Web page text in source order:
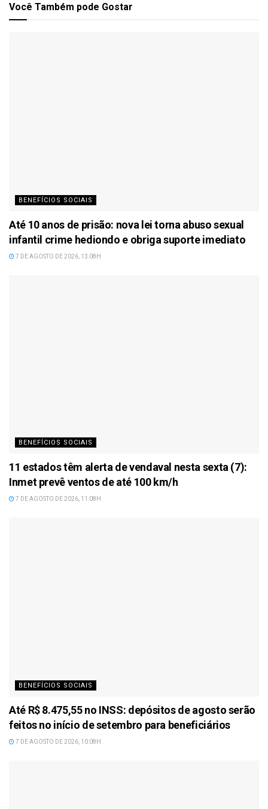
Você Também pode Gostar
BENEFÍCIOS SOCIAIS
Até 10 anos de prisão: nova lei torna abuso sexual
infantil crime hediondo e obriga suporte imediato
7 DE AGOSTO DE 2026, 13:08H
BENEFÍCIOS SOCIAIS
11 estados têm alerta de vendaval nesta sexta (7):
Inmet prevê ventos de até 100 km/h
7 DE AGOSTO DE 2026, 11:08H
BENEFÍCIOS SOCIAIS
Até R$ 8.475,55 no INSS: depósitos de agosto serão
feitos no início de setembro para beneficiários
7 DE AGOSTO DE 2026, 10:08H